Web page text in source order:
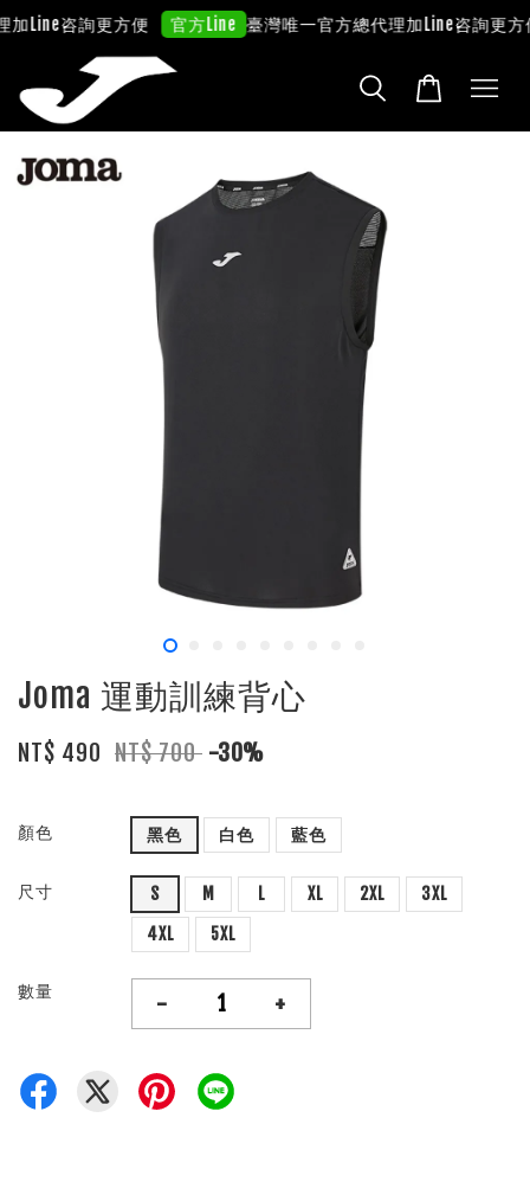
加Line咨詢更方便 官方Line 臺灣唯一官方總代理加Line咨詢更方便
Joma 運動訓練背心
NT$ 490 NT$ 700 -30%
顏色 黑色 白色 藍色
尺寸 S M L XL 2XL
3XL
4XL
5XL
數量 - +